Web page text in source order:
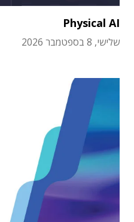
Physical AI
שלישי, 8 בספטמבר 2026